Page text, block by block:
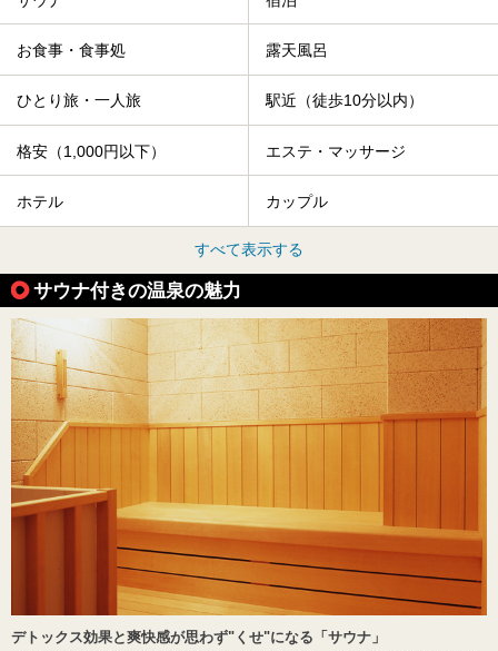
お食事・食事処 露天風呂
ひとり旅・一人旅 駅近（徒歩10分以内）
格安（1,000円以下） エステ・マッサージ
ホテル カップル
すべて表示する
サウナ付きの温泉の魅力
デトックス効果と爽快感が思わず"くせ"になる「サウナ」